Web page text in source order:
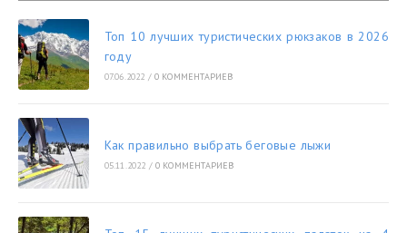
Топ 10 лучших туристических рюкзаков в 2026
году
07.06.2022 / 0 КОММЕНТАРИЕВ
Как правильно выбрать беговые лыжи
05.11.2022 / 0 КОММЕНТАРИЕВ